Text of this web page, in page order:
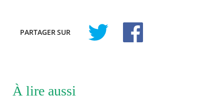
PARTAGERSUR
À lire aussi